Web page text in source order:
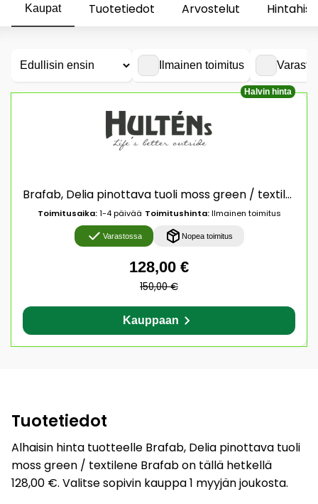
Kaupat Tuotetiedot Arvostelut
Ilmainen toimitus
Halvin hinta
Brafab, Delia pinottava tuoli moss green / textilene Brafab
Toimitusaika:1-4 päivää Toimitushinta:Ilmainen toimitus
Varastossa Nopea toimitus
128,00 €
150,00 €
Kauppaan
Tuotetiedot
Alhaisin hinta tuotteelle Brafab, Delia pinottava tuoli
moss green / textilene Brafab on tällä hetkellä
128,00 €. Valitse sopivin kauppa 1 myyjän joukosta.